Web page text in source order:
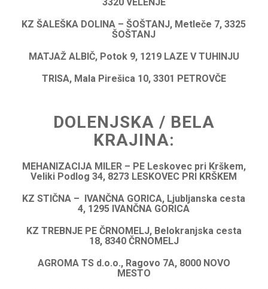
KZ ŠALEŠKA DOLINA – ŠOŠTANJ, Metleče 7, 3325
ŠOŠTANJ
MATJAŽ ALBIČ, Potok 9, 1219 LAZE V TUHINJU
TRISA, Mala Pirešica 10, 3301 PETROVČE
DOLENJSKA / BELA
KRAJINA:
MEHANIZACIJA MILER – PE Leskovec pri Krškem,
Veliki Podlog 34, 8273 LESKOVEC PRI KRŠKEM
KZ STIČNA – IVANČNA GORICA, Ljubljanska cesta
4, 1295 IVANČNA GORICA
KZ TREBNJE PE ČRNOMELJ, Belokranjska cesta
18, 8340 ČRNOMELJ
AGROMA TS d.o.o., Ragovo 7A, 8000 NOVO
MESTO